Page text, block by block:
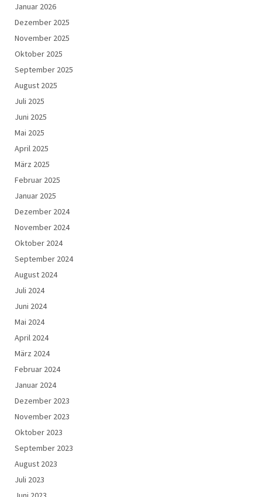
Januar 2026
Dezember 2025
November 2025
Oktober 2025
September 2025
August 2025
Juli 2025
Juni 2025
Mai 2025
April 2025
März 2025
Februar 2025
Januar 2025
Dezember 2024
November 2024
Oktober 2024
September 2024
August 2024
Juli 2024
Juni 2024
Mai 2024
April 2024
März 2024
Februar 2024
Januar 2024
Dezember 2023
November 2023
Oktober 2023
September 2023
August 2023
Juli 2023